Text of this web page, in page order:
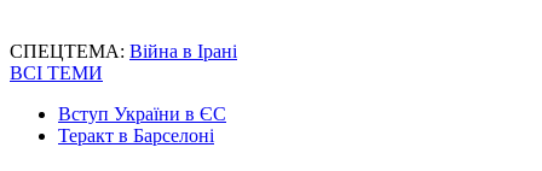
СПЕЦТЕМА: Війна в Ірані
ВСІ ТЕМИ
Вступ України в ЄС
Теракт в Барселоні